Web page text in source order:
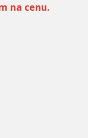
na cenu.